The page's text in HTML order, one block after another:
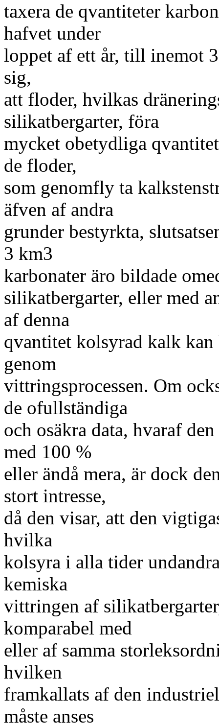
taxera de qvantiteter
hafvet under
loppet af ett år, till inemot
sig,
att floder, hvilkas
silikatbergarter, föra
mycket obetydliga
de floder,
som genomfly ta
äfven af andra
grunder bestyrkta,
3 km3
karbonater äro bildade
silikatbergarter, eller med
af denna
qvantitet kolsyrad kalk
genom
vittringsprocessen. Om
de ofullständiga
och osäkra data, hvaraf
med 100 %
eller ändå mera, är dock
stort intresse,
då den visar, att den
hvilka
kolsyra i alla tider
kemiska
vittringen af
komparabel med
eller af samma
hvilken
framkallats af den
måste anses